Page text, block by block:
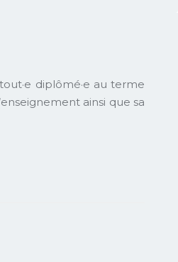
diplômé·e au terme
ainsi que sa